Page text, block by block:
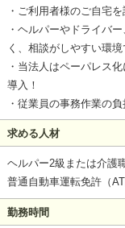
・ご利用者様のご自宅
・ヘルパーやドライバ
く、相談がしやすい環境
・当法人はペーパレス
導入！
・従業員の事務作業の
求める人材
ヘルパー2級または介護
普通自動車運転免許（AT
勤務時間